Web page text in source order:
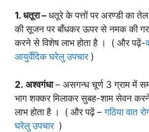
1. धतूरा –धतूरे के पत्तों पर अरण्डी का
की सूजन पर बाँधकर ऊपर से नमक की
करने से विशेष लाभ होता है । ( और पढ़ें-
आयुर्वेदिक घरेलु उपचार)
2. अश्वगंधा– असगन्ध चूर्ण 3 ग्राम में
भाग शक्कर मिलाकर सुबह-शाम सेवन
लाभ होता है । ( और पढ़ें –गठिया वात
घरेलु उपचार )